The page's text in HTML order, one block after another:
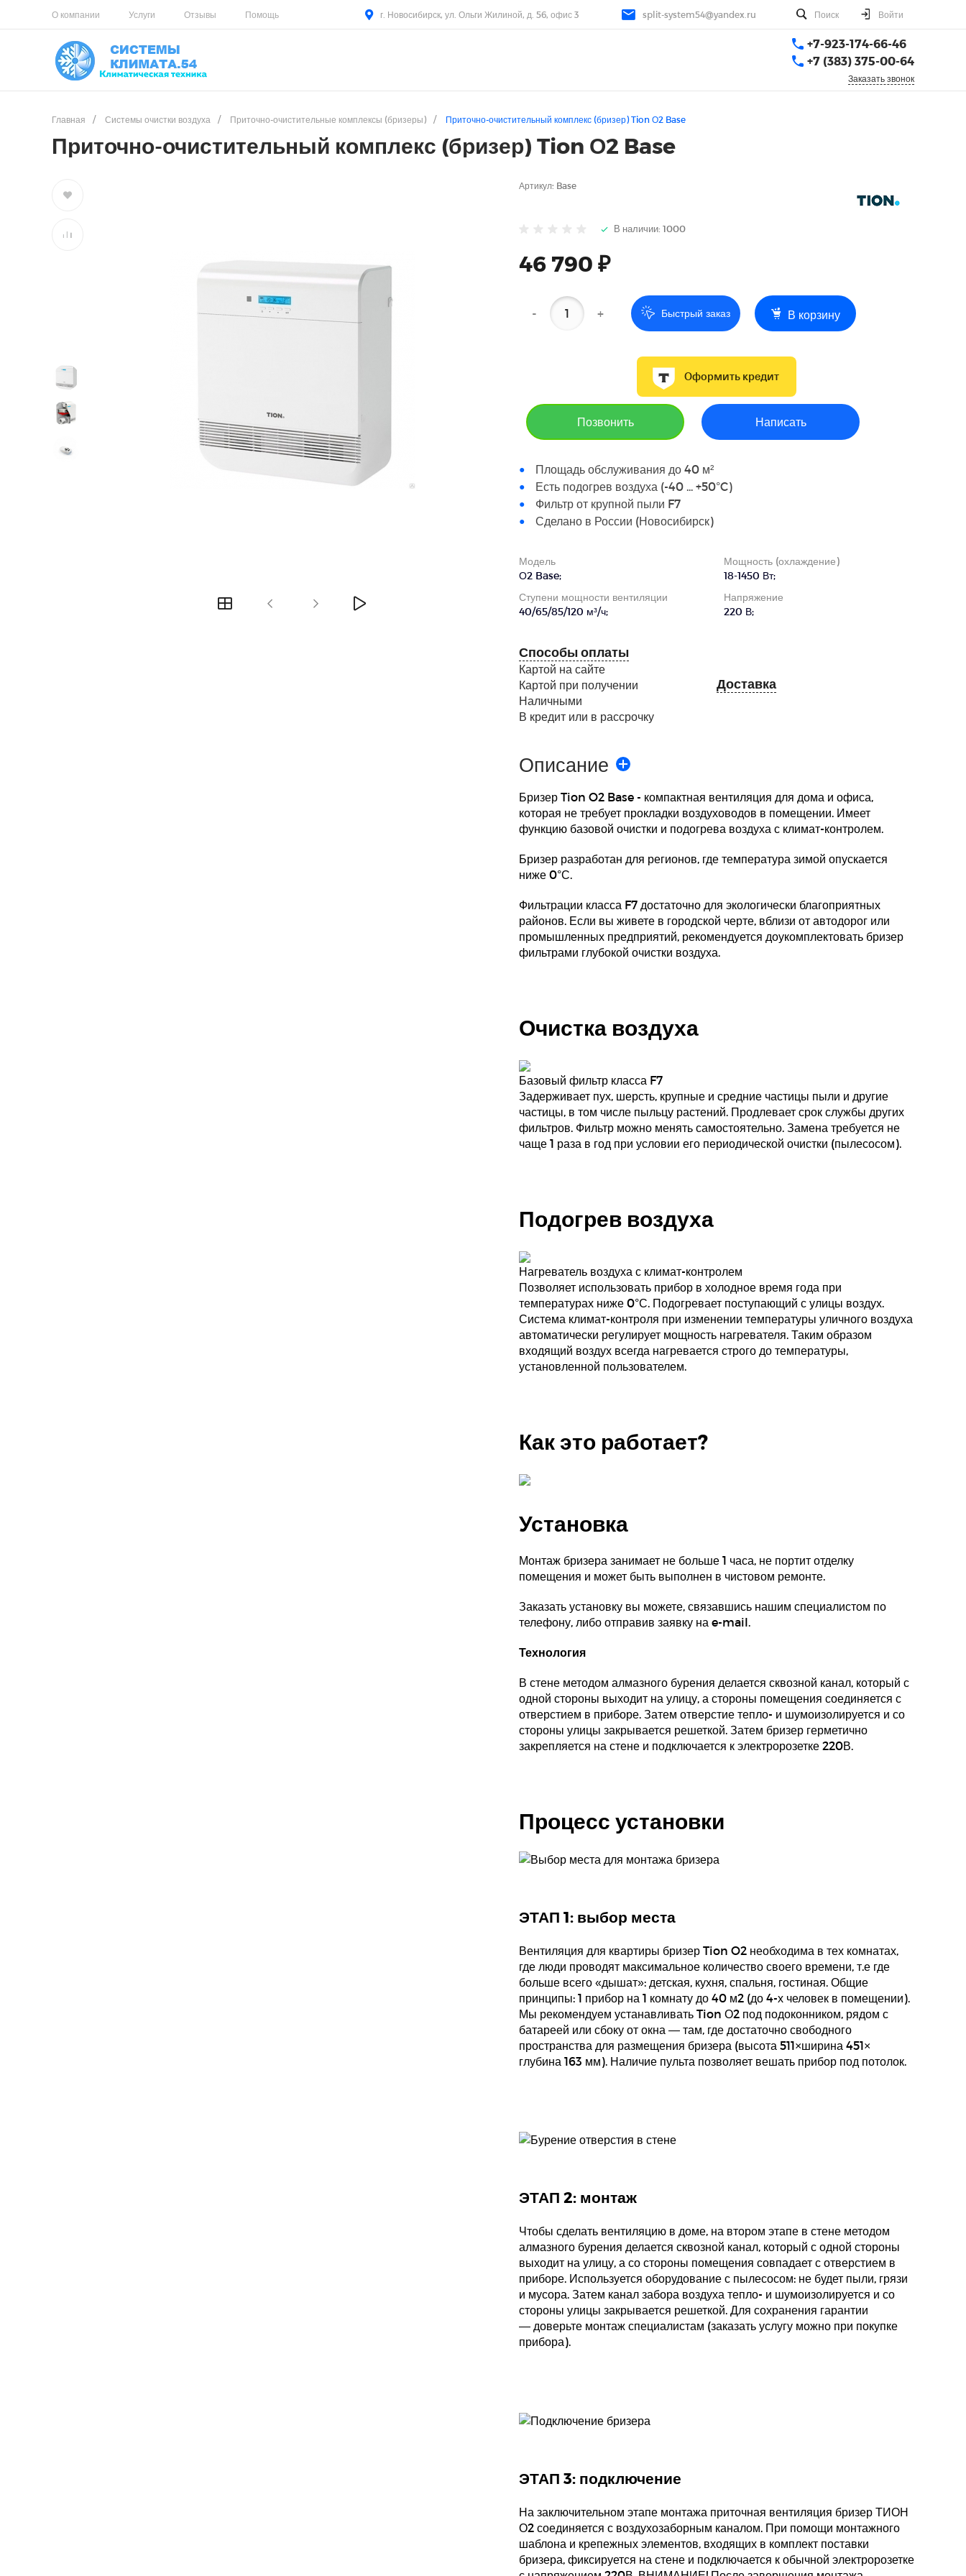
О компании Услуги Отзывы Помощь г. Новосибирск, ул. Ольги Жилиной, д. 56, офис 3 split-system54@yandex.ru Поиск Войти
+7-923-174-66-46
+7 (383) 375-00-64
Заказать звонок
Главная / Системы очистки воздуха / Приточно-очистительные комплексы (бризеры) / Приточно-очистительный комплекс (бризер) Tion О2 Base
Приточно-очистительный комплекс (бризер) Tion О2 Base
Артикул: Base
В наличии: 1000
46 790 ₽
- + Быстрый заказ В корзину
Оформить кредит
Позвонить Написать
Площадь обслуживания до 40 м²
Есть подогрев воздуха (-40 ... +50°C)
Фильтр от крупной пыли F7
Сделано в России (Новосибирск)
Модель
О2 Base;
Мощность (охлаждение)
18-1450 Вт;
Ступени мощности вентиляции
40/65/85/120 м³/ч;
Напряжение
220 В;
Способы оплаты
Картой на сайте
Картой при получении
Наличными
В кредит или в рассрочку
Доставка
Описание
Бризер Tion O2 Base - компактная вентиляция для дома и офиса,
которая не требует прокладки воздуховодов в помещении. Имеет
функцию базовой очистки и подогрева воздуха с климат-контролем.
Бризер разработан для регионов, где температура зимой опускается
ниже 0°С.
Фильтрации класса F7 достаточно для экологически благоприятных
районов. Если вы живете в городской черте, вблизи от автодорог или
промышленных предприятий, рекомендуется доукомплектовать бризер
фильтрами глубокой очистки воздуха.
Очистка воздуха
Базовый фильтр класса F7
Задерживает пух, шерсть, крупные и средние частицы пыли и другие
частицы, в том числе пыльцу растений. Продлевает срок службы других
фильтров. Фильтр можно менять самостоятельно. Замена требуется не
чаще 1 раза в год при условии его периодической очистки (пылесосом).
Подогрев воздуха
Нагреватель воздуха с климат-контролем
Позволяет использовать прибор в холодное время года при
температурах ниже 0°С. Подогревает поступающий с улицы воздух.
Система климат-контроля при изменении температуры уличного воздуха
автоматически регулирует мощность нагревателя. Таким образом
входящий воздух всегда нагревается строго до температуры,
установленной пользователем.
Как это работает?
Установка
Монтаж бризера занимает не больше 1 часа, не портит отделку
помещения и может быть выполнен в чистовом ремонте.
Заказать установку вы можете, связавшись нашим специалистом по
телефону, либо отправив заявку на e-mail.
Технология
В стене методом алмазного бурения делается сквозной канал, который с
одной стороны выходит на улицу, а стороны помещения соединяется с
отверстием в приборе. Затем отверстие тепло- и шумоизолируется и со
стороны улицы закрывается решеткой. Затем бризер герметично
закрепляется на стене и подключается к электророзетке 220В.
Процесс установки
ЭТАП 1: выбор места
Вентиляция для квартиры бризер Tion O2 необходима в тех комнатах,
где люди проводят максимальное количество своего времени, т.е где
больше всего «дышат»: детская, кухня, спальня, гостиная. Общие
принципы: 1 прибор на 1 комнату до 40 м2 (до 4-х человек в помещении).
Мы рекомендуем устанавливать Tion О2 под подоконником, рядом с
батареей или сбоку от окна — там, где достаточно свободного
пространства для размещения бризера (высота 511×ширина 451×
глубина 163 мм). Наличие пульта позволяет вешать прибор под потолок.
ЭТАП 2: монтаж
Чтобы сделать вентиляцию в доме, на втором этапе в стене методом
алмазного бурения делается сквозной канал, который с одной стороны
выходит на улицу, а со стороны помещения совпадает с отверстием в
приборе. Используется оборудование с пылесосом: не будет пыли, грязи
и мусора. Затем канал забора воздуха тепло- и шумоизолируется и со
стороны улицы закрывается решеткой. Для сохранения гарантии
— доверьте монтаж специалистам (заказать услугу можно при покупке
прибора).
ЭТАП 3: подключение
На заключительном этапе монтажа приточная вентиляция бризер ТИОН
О2 соединяется с воздухозаборным каналом. При помощи монтажного
шаблона и крепежных элементов, входящих в комплект поставки
бризера, фиксируется на стене и подключается к обычной электророзетке